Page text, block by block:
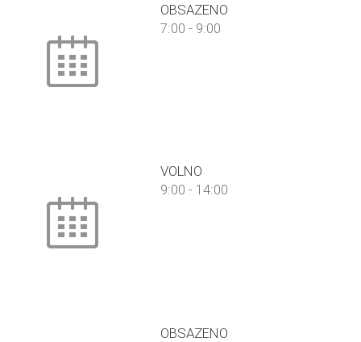
OBSAZENO
7:00 - 9:00
VOLNO
9:00 - 14:00
OBSAZENO